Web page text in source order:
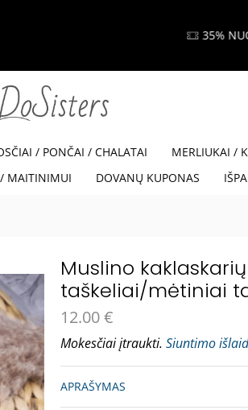
Read more
/ PONČAI / CHALATAI MERLIUKAI /
MAITINIMUI DOVANŲ KUPONAS
Muslino
taškeliai/mėtiniai
12.00€
Mokesčiai įtraukti. Siuntimo
APRAŠYMAS